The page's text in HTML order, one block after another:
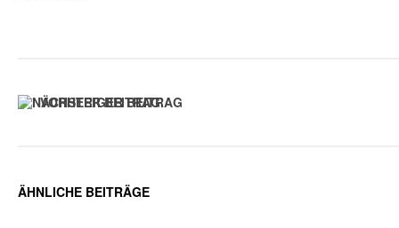
VORHERIGER BEITRAG
ÄHNLICHE BEITRÄGE